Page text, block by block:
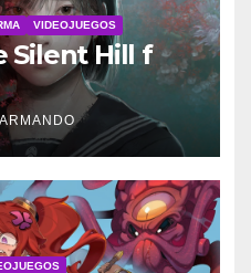
VIDEOJUEGOS
Silent Hill f